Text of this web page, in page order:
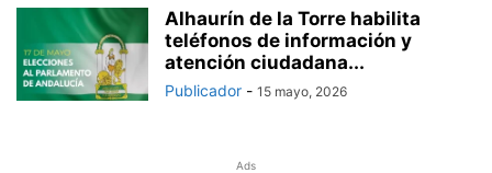
Alhaurín de la Torre habilita
teléfonos de información y
atención ciudadana...
Publicador - 15 mayo, 2026
Ads